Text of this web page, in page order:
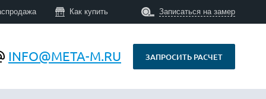
INFO@META-M.RU ЗАПРОСИТЬ РАСЧЕТ
Как купить Записаться на замер